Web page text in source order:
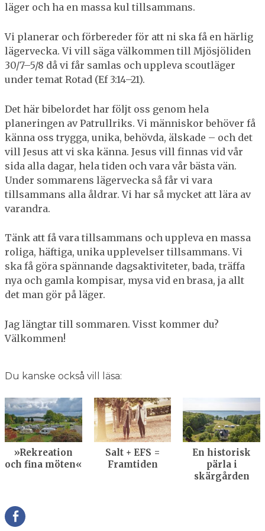
läger och ha en massa kul tillsammans.
Vi planerar och förbereder för att ni ska få en härlig
lägervecka. Vi vill säga välkommen till Mjösjöliden
30/7–5/8 då vi får samlas och uppleva scoutläger
under temat Rotad (Ef 3:14–21).
Det här bibelordet har följt oss genom hela
planeringen av Patrullriks. Vi människor behöver få
känna oss trygga, unika, behövda, älskade – och det
vill Jesus att vi ska känna. Jesus vill finnas vid vår
sida alla dagar, hela tiden och vara vår bästa vän.
Under sommarens lägervecka så får vi vara
tillsammans alla åldrar. Vi har så mycket att lära av
varandra.
Tänk att få vara tillsammans och uppleva en massa
roliga, häftiga, unika upplevelser tillsammans. Vi
ska få göra spännande dagsaktiviteter, bada, träffa
nya och gamla kompisar, mysa vid en brasa, ja allt
det man gör på läger.
Jag längtar till sommaren. Visst kommer du?
Välkommen!
Du kanske också vill läsa:
»Rekreation
och fina möten«
Salt + EFS =
Framtiden
En historisk
pärla i
skärgården